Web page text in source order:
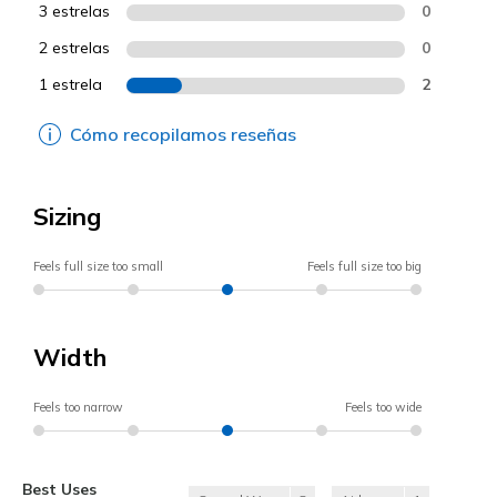
3 estrelas 0
2 estrelas 0
1 estrela 2
Cómo recopilamos reseñas
Sizing
Feels full size too small Feels full size too big
Width
Feels too narrow Feels too wide
Best Uses